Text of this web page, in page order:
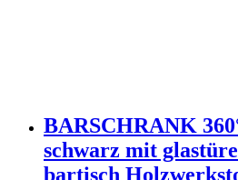
BARSCHRANK
schwarz mit
bartisch